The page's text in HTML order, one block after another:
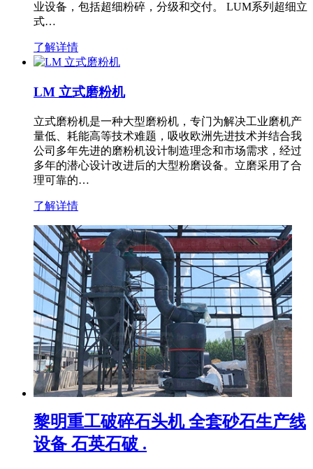
业设备，包括超细粉碎，分级和交付。 LUM系列超细立
式…
了解详情
LM 立式磨粉机
立式磨粉机是一种大型磨粉机，专门为解决工业磨机产
量低、耗能高等技术难题，吸收欧洲先进技术并结合我
公司多年先进的磨粉机设计制造理念和市场需求，经过
多年的潜心设计改进后的大型粉磨设备。立磨采用了合
理可靠的…
了解详情
黎明重工破碎石头机 全套砂石生产线
设备 石英石破 .